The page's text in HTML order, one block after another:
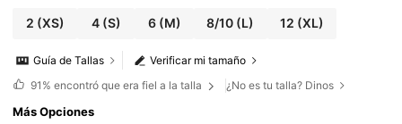
2 (XS) 4(S) 6(M) 8/10 (L) 12 (XL)
Verificar mi tamaño
Guía de Tallas
91% encontró que era fiel a la talla ¿No es tu talla? Dinos
Más Opciones